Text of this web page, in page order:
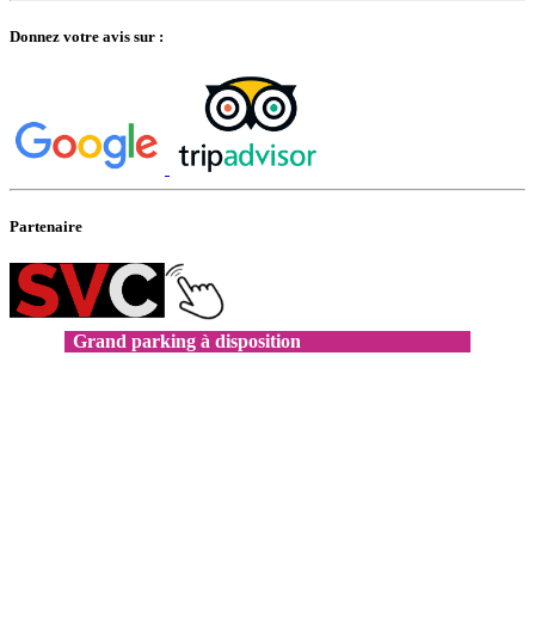
Donnez votre avis sur :
Partenaire
Grand parking à disposition